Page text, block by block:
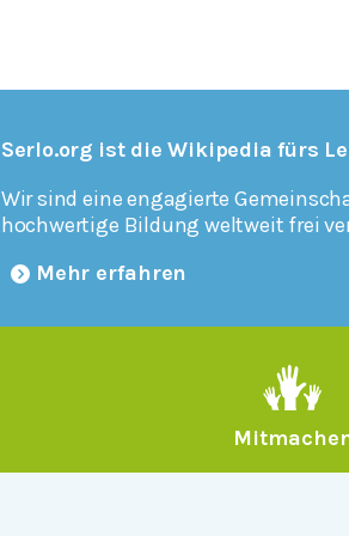
Serlo.org ist die Wikipedia fürs
Wir sind eine engagierte
hochwertige Bildung weltweit frei
Mehr erfahren